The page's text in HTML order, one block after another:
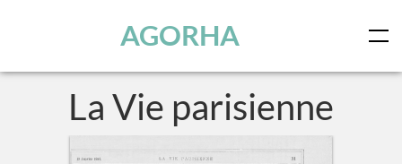
AGORHA
La Vie parisienne